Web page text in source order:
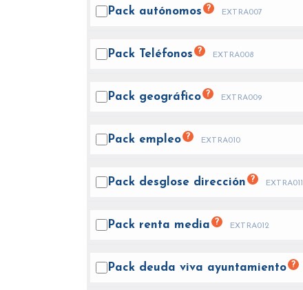
Pack autónomos ? EXTRA007
Pack Teléfonos ? EXTRA008
Pack geográfico ? EXTRA009
Pack empleo ? EXTRA010
Pack desglose dirección ? EXTRA011
Pack renta media ? EXTRA012
Pack deuda viva ayuntamiento ?